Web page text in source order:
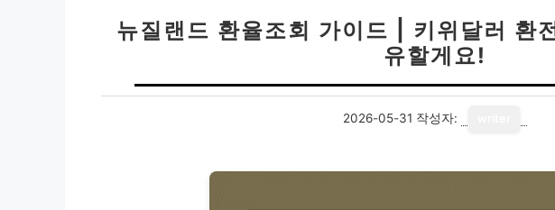
뉴질랜드 환율조회 가이드 | 키위달러 환
유할게요!
2026-05-31 작성자: